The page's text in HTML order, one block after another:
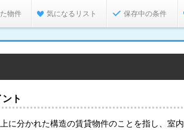
物件 気になるリスト 保存中の条件
ト
に分かれた構造の賃貸物件のことを指し、室内